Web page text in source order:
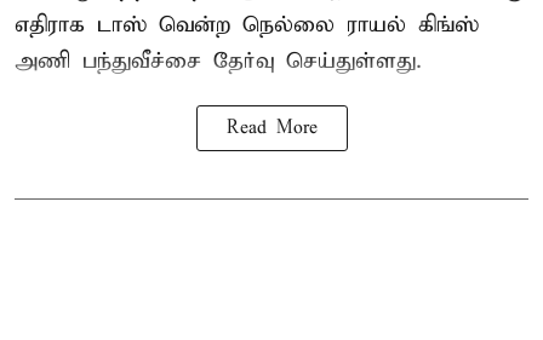
எதிராக டாஸ் வென்ற நெல்லை ராயல் கிங்ஸ்
அணி பந்துவீச்சை தேர்வு செய்துள்ளது.
Read More